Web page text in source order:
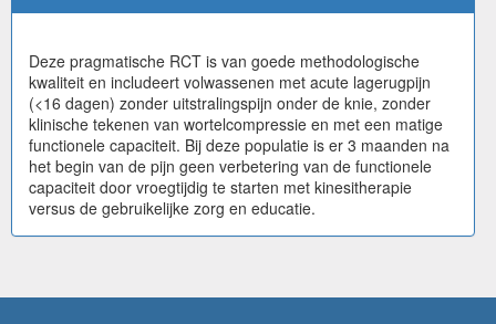
Deze pragmatische RCT is van goede methodologische
kwaliteit en includeert volwassenen met acute lagerugpijn
(<16 dagen) zonder uitstralingspijn onder de knie, zonder
klinische tekenen van wortelcompressie en met een matige
functionele capaciteit. Bij deze populatie is er 3 maanden na
het begin van de pijn geen verbetering van de functionele
capaciteit door vroegtijdig te starten met kinesitherapie
versus de gebruikelijke zorg en educatie.